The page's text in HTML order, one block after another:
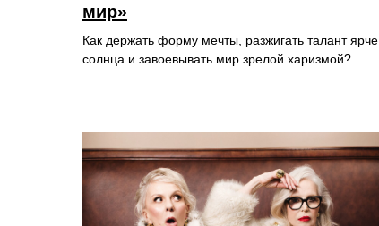
мир»
Как держать форму мечты, разжигать талант ярче
солнца и завоевывать мир зрелой харизмой?